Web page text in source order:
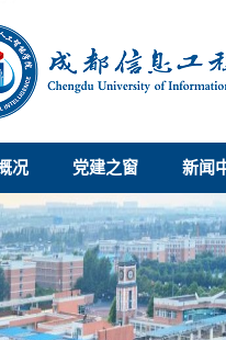
况 党建之窗 新闻